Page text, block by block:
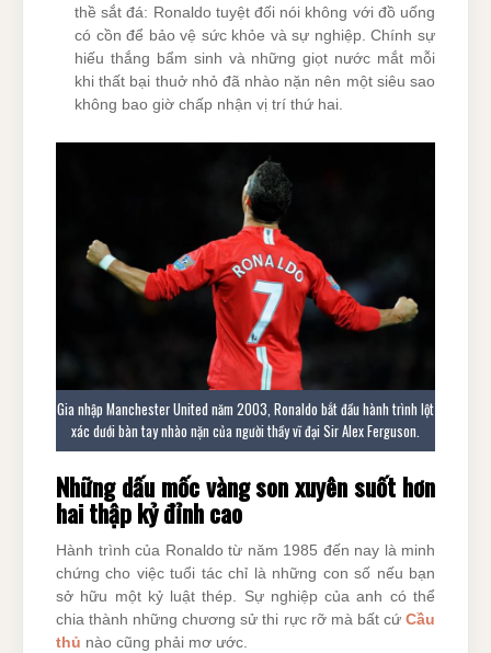
thề sắt đá: Ronaldo tuyệt đối nói không với đồ uống
có cồn để bảo vệ sức khỏe và sự nghiệp. Chính sự
hiếu thắng bẩm sinh và những giọt nước mắt mỗi
khi thất bại thuở nhỏ đã nhào nặn nên một siêu sao
không bao giờ chấp nhận vị trí thứ hai.
Gia nhập Manchester United năm 2003, Ronaldo bắt đầu hành trình lột
xác dưới bàn tay nhào nặn của người thầy vĩ đại Sir Alex Ferguson.
Những dấu mốc vàng son xuyên suốt hơn
hai thập kỷ đỉnh cao
Hành trình của Ronaldo từ năm 1985 đến nay là minh
chứng cho việc tuổi tác chỉ là những con số nếu bạn
sở hữu một kỷ luật thép. Sự nghiệp của anh có thể
chia thành những chương sử thi rực rỡ mà bất cứ Cầu
thủ nào cũng phải mơ ước.